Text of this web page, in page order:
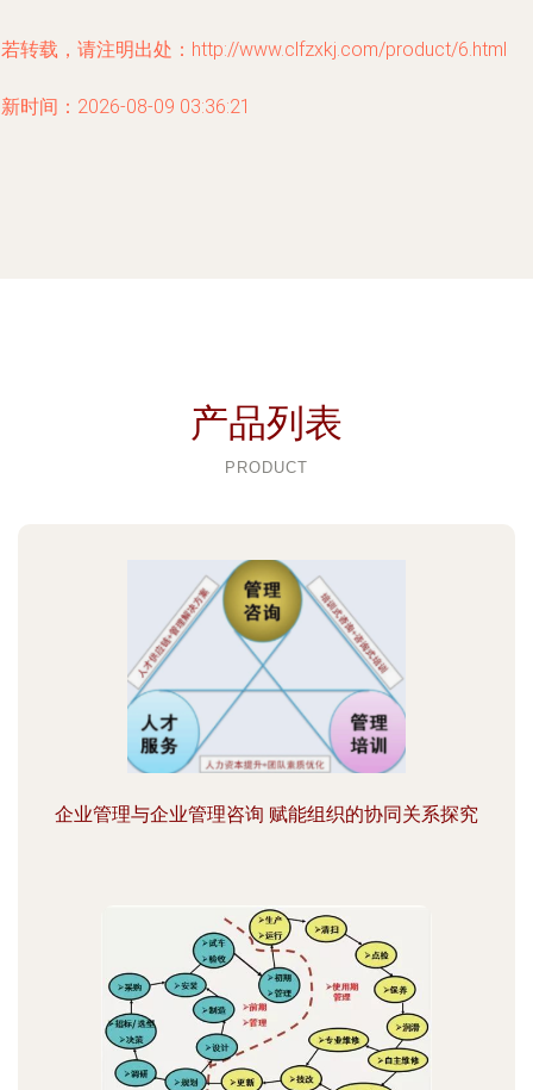
转载，请注明出处：http://www.clfzxkj.com/product/6.html
时间：2026-08-09 03:36:21
产品列表
PRODUCT
企业管理与企业管理咨询 赋能组织的协同关系探究